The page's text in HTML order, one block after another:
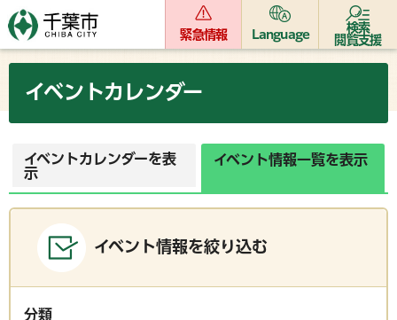
緊急情報 Language
検索
閲覧支援
イベントカレンダー
イベントカレンダーを表
示
イベント情報一覧を表示
イベント情報を絞り込む
分類